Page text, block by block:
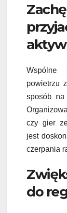
Wspólne
powietrzu
sposób
czy gier
jest
czerpania
do